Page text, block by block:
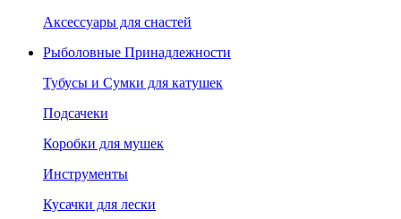
Аксессуары для снастей
Рыболовные Принадлежности
Тубусы и Сумки для катушек
Подсачеки
Коробки для мушек
Инструменты
Кусачки для лески